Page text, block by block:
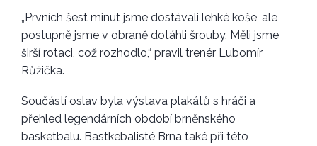
„Prvních šest minut jsme dostávali lehké koše, ale
postupně jsme v obraně dotáhli šrouby. Měli jsme
širší rotaci, což rozhodlo,“ pravil trenér Lubomír
Růžička.
Součástí oslav byla výstava plakátů s hráči a
přehled legendárních období brněnského
basketbalu. Bastkebalisté Brna také při této